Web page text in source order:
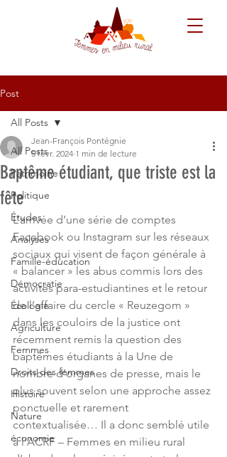
Post
All Posts
Patrimoine
Politique
Études
Analyses
Famille-éducation
Démocratie
Écologie
Agriculture
Femmes
Droits des femmes
Histoire
Nature
économie
All Posts
Baptême étudiant, que triste est la
fête
Jean-François Pontégnie
5 févr. 2024 1 min de lecture
L’arrivée d’une série de comptes
Facebook ou Instagram sur les réseaux
sociaux qui visent de façon générale à
« balancer » les abus commis lors des
activités para-estudiantines et le retour
de l’affaire du cercle « Reuzegom »
dans les couloirs de la justice ont
récemment remis la question des
baptêmes étudiants à la Une de
nombre d’organes de presse, mais le
plus souvent selon une approche assez
ponctuelle et rarement
contextualisée… Il a donc semblé utile
à l’ACRF – Femmes en milieu rural